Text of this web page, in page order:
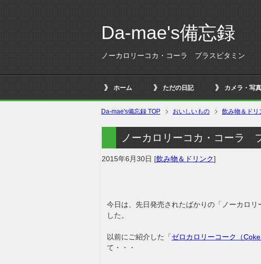
Da-mae's備忘録
ノーカロリーコカ・コーラ プラスビタミン
ホーム ただの日記 カメラ・写真
Da-mae's備忘録 TOP おいしいもの 飲み物＆ドリ
ノーカロリーコカ・コーラ
2015年6月30日 [飲み物＆ドリンク]
今日は、先日発売されたばかりの「ノーカロ
した。
以前にご紹介した「ゼロカロリーコーク（Coke
て・・・